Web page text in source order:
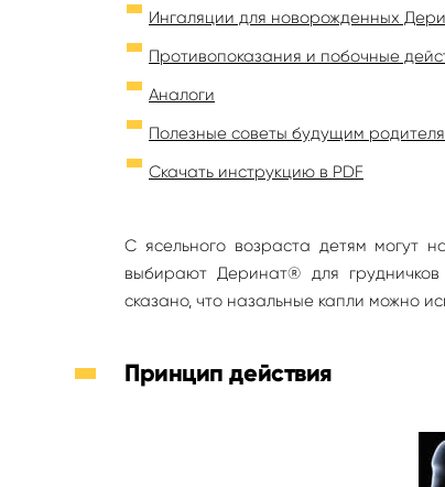
Ингаляции для новорожденных
Противопоказания и побочные
Аналоги
Полезные советы будущим
Скачать инструкцию в PDF
С ясельного возраста детям могут
выбирают Деринат® для
сказано, что назальные капли можно
Принцип действия